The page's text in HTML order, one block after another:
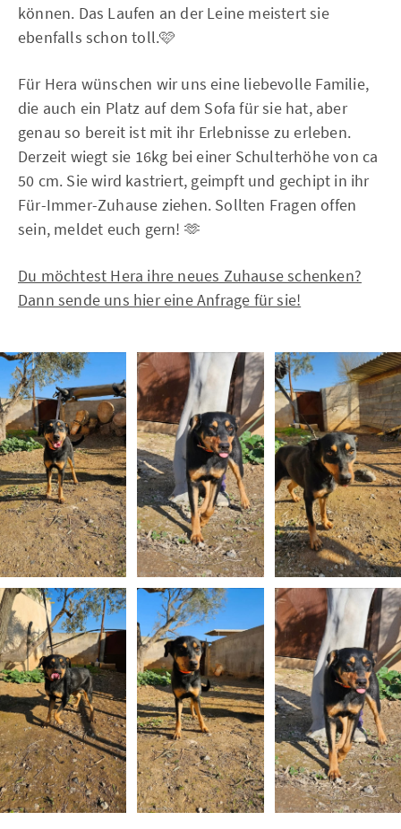
können. Das Laufen an der Leine meistert sie
ebenfalls schon toll.🩷
Für Hera wünschen wir uns eine liebevolle Familie,
die auch ein Platz auf dem Sofa für sie hat, aber
genau so bereit ist mit ihr Erlebnisse zu erleben.
Derzeit wiegt sie 16kg bei einer Schulterhöhe von ca
50 cm. Sie wird kastriert, geimpft und gechipt in ihr
Für-Immer-Zuhause ziehen. Sollten Fragen offen
sein, meldet euch gern! 🫶
Du möchtest Hera ihre neues Zuhause schenken?
Dann sende uns hier eine Anfrage für sie!